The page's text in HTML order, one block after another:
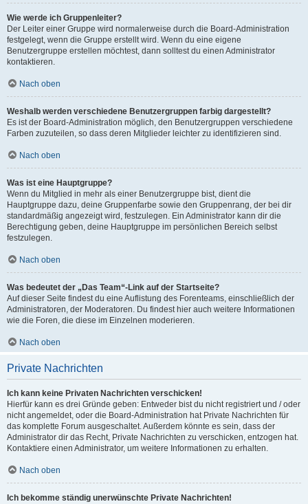
Wie werde ich Gruppenleiter?
Der Leiter einer Gruppe wird normalerweise durch die Board-Administration
festgelegt, wenn die Gruppe erstellt wird. Wenn du eine eigene
Benutzergruppe erstellen möchtest, dann solltest du einen Administrator
kontaktieren.
Nach oben
Weshalb werden verschiedene Benutzergruppen farbig dargestellt?
Es ist der Board-Administration möglich, den Benutzergruppen verschiedene
Farben zuzuteilen, so dass deren Mitglieder leichter zu identifizieren sind.
Nach oben
Was ist eine Hauptgruppe?
Wenn du Mitglied in mehr als einer Benutzergruppe bist, dient die
Hauptgruppe dazu, deine Gruppenfarbe sowie den Gruppenrang, der bei dir
standardmäßig angezeigt wird, festzulegen. Ein Administrator kann dir die
Berechtigung geben, deine Hauptgruppe im persönlichen Bereich selbst
festzulegen.
Nach oben
Was bedeutet der „Das Team“-Link auf der Startseite?
Auf dieser Seite findest du eine Auflistung des Forenteams, einschließlich der
Administratoren, der Moderatoren. Du findest hier auch weitere Informationen
wie die Foren, die diese im Einzelnen moderieren.
Nach oben
Private Nachrichten
Ich kann keine Privaten Nachrichten verschicken!
Hierfür kann es drei Gründe geben: Entweder bist du nicht registriert und / oder
nicht angemeldet, oder die Board-Administration hat Private Nachrichten für
das komplette Forum ausgeschaltet. Außerdem könnte es sein, dass der
Administrator dir das Recht, Private Nachrichten zu verschicken, entzogen hat.
Kontaktiere einen Administrator, um weitere Informationen zu erhalten.
Nach oben
Ich bekomme ständig unerwünschte Private Nachrichten!